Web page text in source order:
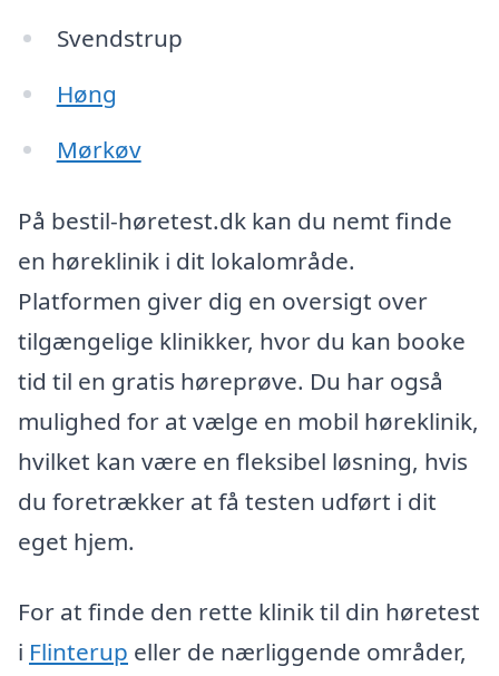
Svendstrup
Høng
Mørkøv
På bestil-høretest.dk kan du nemt finde
en høreklinik i dit lokalområde.
Platformen giver dig en oversigt over
tilgængelige klinikker, hvor du kan booke
tid til en gratis høreprøve. Du har også
mulighed for at vælge en mobil høreklinik,
hvilket kan være en fleksibel løsning, hvis
du foretrækker at få testen udført i dit
eget hjem.
For at finde den rette klinik til din høretest
i Flinterup eller de nærliggende områder,